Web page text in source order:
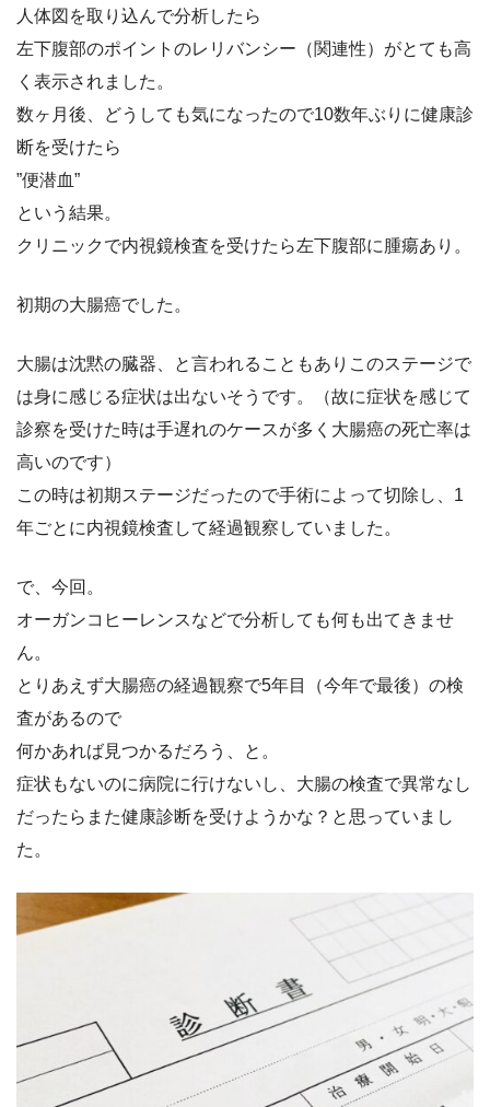
人体図を取り込んで分析したら
左下腹部のポイントのレリバンシー（関連性）がとても高
く表示されました。
数ヶ月後、どうしても気になったので10数年ぶりに健康診
断を受けたら
”便潜血”
という結果。
クリニックで内視鏡検査を受けたら左下腹部に腫瘍あり。
初期の大腸癌でした。
大腸は沈黙の臓器、と言われることもありこのステージで
は身に感じる症状は出ないそうです。（故に症状を感じて
診察を受けた時は手遅れのケースが多く大腸癌の死亡率は
高いのです）
この時は初期ステージだったので手術によって切除し、1
年ごとに内視鏡検査して経過観察していました。
で、今回。
オーガンコヒーレンスなどで分析しても何も出てきませ
ん。
とりあえず大腸癌の経過観察で5年目（今年で最後）の検
査があるので
何かあれば見つかるだろう、と。
症状もないのに病院に行けないし、大腸の検査で異常なし
だったらまた健康診断を受けようかな？と思っていまし
た。